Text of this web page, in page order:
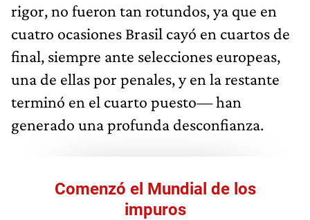
rigor, no fueron tan rotundos, ya que en
cuatro ocasiones Brasil cayó en cuartos de
final, siempre ante selecciones europeas,
una de ellas por penales, y en la restante
terminó en el cuarto puesto— han
generado una profunda desconfianza.
Comenzó el Mundial de los
impuros